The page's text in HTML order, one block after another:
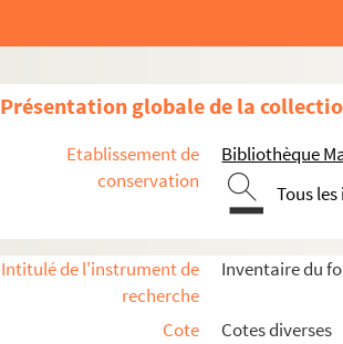
Présentation globale de la
Etablissement de
conservation
Bibliothèque
Tous
Intitulé de l'instrument de
recherche
Inventaire du
Cote
Cotes diverses
Ms 1555-133. Lettre à sa mère
Ms 1555-135. Lettre à sa mère
Ms 1555-136. Lettre à sa mère
Ms 1555-138. Lettre à sa mère